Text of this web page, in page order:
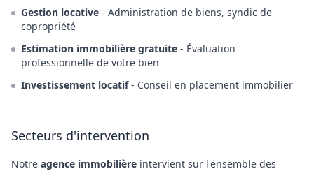
Gestion locative - Administration de biens, syndic de
copropriété
Estimation immobilière gratuite - Évaluation
professionnelle de votre bien
Investissement locatif- Conseil en placement immobilier
Secteurs d'intervention
Notre agence immobilière intervient sur l'ensemble des